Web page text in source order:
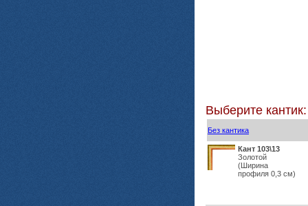
Выберите кантик:
Без кантика
Кант 103\13
Золотой
(Ширина
профиля 0,3 см)